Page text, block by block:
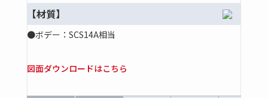
【材質】
●ボデー：SCS14A相当
図面ダウンロードはこちら